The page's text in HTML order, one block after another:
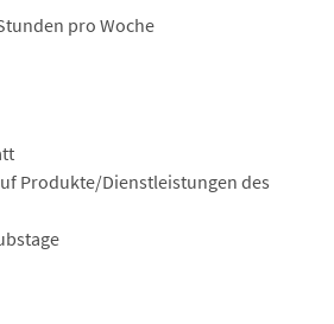
pro Woche
Produkte/Dienstleistungen des